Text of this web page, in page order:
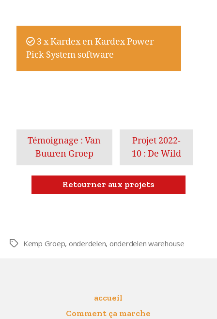
3 x Kardex en Kardex Power
Pick System software
Témoignage : Van
Buuren Groep
Projet 2022-
10 : De Wild
Retourner aux projets
Étiquettes
Kemp Groep, onderdelen, onderdelen warehouse
accueil
Comment ça marche